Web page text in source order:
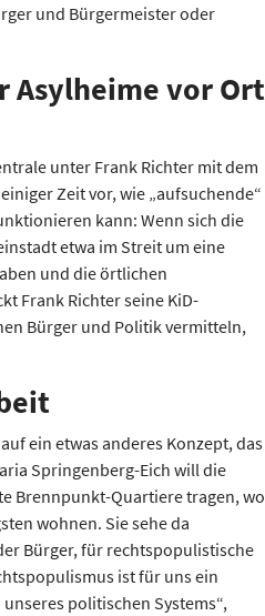
und Bürgermeister oder
Asylheime vor Ort
unter Frank Richter mit dem
Zeit vor, wie „aufsuchende“
kann: Wenn sich die
etwa im Streit um eine
und die örtlichen
Frank Richter seine KiD-
Bürger und Politik vermitteln,
ein etwas anderes Konzept, das
Springenberg-Eich will die
Brennpunkt-Quartiere tragen, wo
wohnen. Sie sehe da
Bürger, für rechtspopulistische
ist für uns ein
politischen Systems“,